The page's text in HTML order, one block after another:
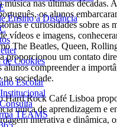
Ensino à Distância
de Cookies
Escolar
TEAMS
música nas últimas décadas.
os alunos
e curiosidades sobre as
vídeos e imagens,
The Beatles, Queen,
proporcionou um contato
compreender a
sociedade.
Hard Rock Café Lisboa
única de aprendizagem e
interativa e dinâmica,